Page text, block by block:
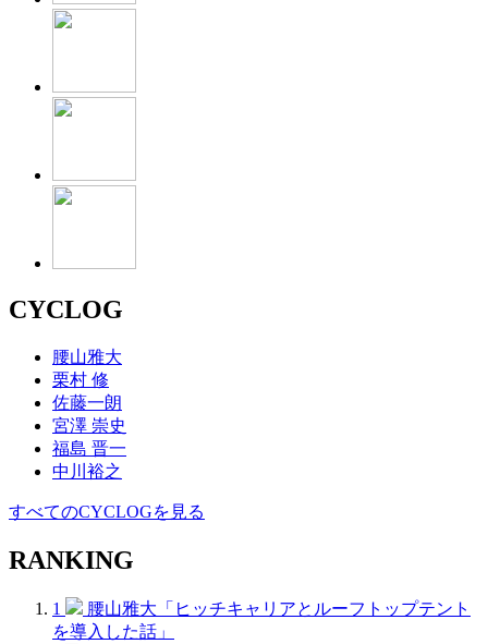
CYCLOG
腰山雅大
栗村 修
佐藤一朗
宮澤 崇史
福島 晋一
中川裕之
すべてのCYCLOGを見る
RANKING
1
腰山雅大「ヒッチキャリアとルーフトップテント
を導入した話」